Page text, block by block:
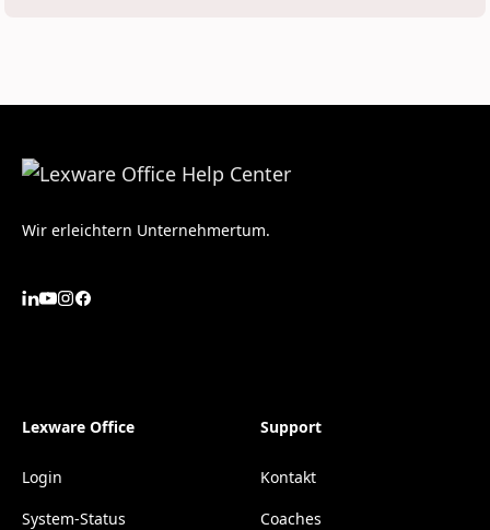
Wir erleichtern Unternehmertum.
Lexware Office
Login
System-Status
Support
Kontakt
Coaches